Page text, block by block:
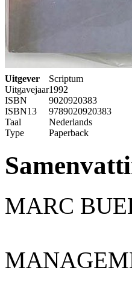
Uitgever
Scriptum
Uitgavejaar1992
ISBN
9020920383
ISBN13
9789020920383
Taal
Nederlands
Type
Paperback
MARC